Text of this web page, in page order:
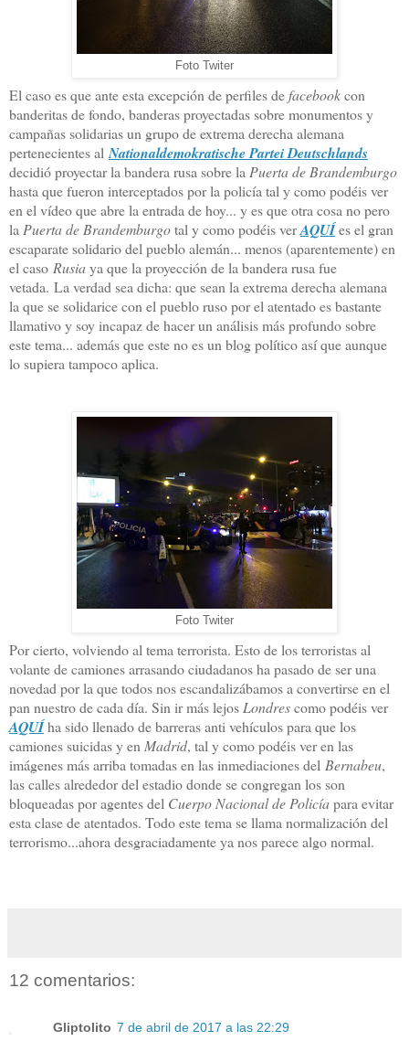
Foto Twiter
El caso es que ante esta excepción de perfiles defacebookcon
banderitas de fondo, banderas proyectadas sobre monumentos y
campañas solidarias un grupo de extrema derecha alemana
pertenecientes al Nationaldemokratische Partei Deutschlands
decidió proyectar la bandera rusa sobre la Puerta de Brandemburgo
hasta que fueron interceptados por la policía tal y como podéis ver
en el vídeo que abre la entrada de hoy... y es que otra cosa no pero
la Puerta de Brandemburgotal y como podéis verAQUÍes el gran
escaparate solidario del pueblo alemán... menos (aparentemente) en
el caso Rusiaya que la proyección de la bandera rusa fue
vetada. La verdad sea dicha: que sean la extrema derecha alemana
la que se solidarice con el pueblo ruso por el atentado es bastante
llamativo y soy incapaz de hacer un análisis más profundo sobre
este tema... además que este no es un blog político así que aunque
lo supiera tampoco aplica.
Foto Twiter
Por cierto, volviendo al tema terrorista. Esto de los terroristas al
volante de camiones arrasando ciudadanos ha pasado de ser una
novedad por la que todos nos escandalizábamos a convertirse en el
pan nuestro de cada día. Sin ir más lejos Londrescomo podéis ver
AQUÍha sido llenado de barreras anti vehículos para que los
camiones suicidas y en Madrid, tal y como podéis ver en las
imágenes más arriba tomadas en las inmediaciones del Bernabeu,
las calles alrededor del estadio donde se congregan los son
bloqueadas por agentes del Cuerpo Nacional de Policíapara evitar
esta clase de atentados. Todo este tema se llama normalización del
terrorismo...ahora desgraciadamente ya nos parece algo normal.
12 comentarios:
Gliptolito 7 de abril de 2017 a las 22:29